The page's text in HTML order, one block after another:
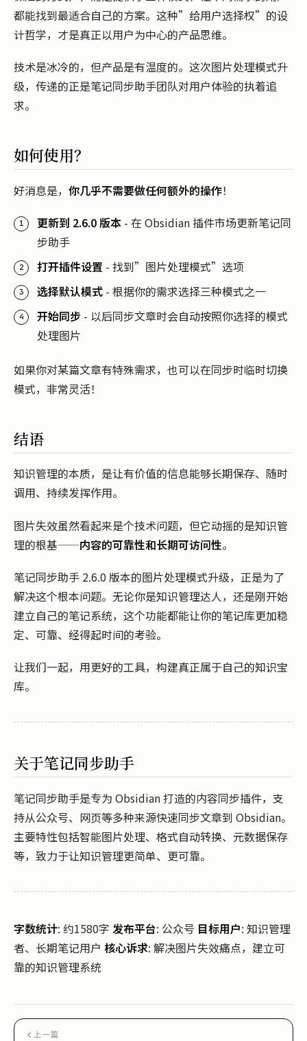
都能找到最适合自己的方案。这种”给用户选择权”的设
计哲学，才是真正以用户为中心的产品思维。
技术是冰冷的，但产品是有温度的。这次图片处理模式升
级，传递的正是笔记同步助手团队对用户体验的执着追
求。
如何使用？
好消息是， 你几乎不需要做任何额外的操作！
更新到 2.6.0 版本 - 在 Obsidian 插件市场更新笔记同
步助手
打开插件设置 - 找到”图片处理模式”选项
选择默认模式 - 根据你的需求选择三种模式之一
开始同步 - 以后同步文章时会自动按照你选择的模式
处理图片
如果你对某篇文章有特殊需求，也可以在同步时临时切换
模式，非常灵活！
结语
知识管理的本质，是让有价值的信息能够长期保存、随时
调用、持续发挥作用。
图片失效虽然看起来是个技术问题，但它动摇的是知识管
理的根基——内容的可靠性和长期可访问性。
笔记同步助手 2.6.0 版本的图片处理模式升级，正是为了
解决这个根本问题。无论你是知识管理达人，还是刚开始
建立自己的笔记系统，这个功能都能让你的笔记库更加稳
定、可靠、经得起时间的考验。
让我们一起，用更好的工具，构建真正属于自己的知识宝
库。
关于笔记同步助手
笔记同步助手是专为 Obsidian 打造的内容同步插件，支
持从公众号、网页等多种来源快速同步文章到 Obsidian。
主要特性包括智能图片处理、格式自动转换、元数据保存
等，致力于让知识管理更简单、更可靠。
字数统计: 约1580字 发布平台: 公众号 目标用户: 知识管理
者、长期笔记用户 核心诉求: 解决图片失效痛点，建立可
靠的知识管理系统
上一篇